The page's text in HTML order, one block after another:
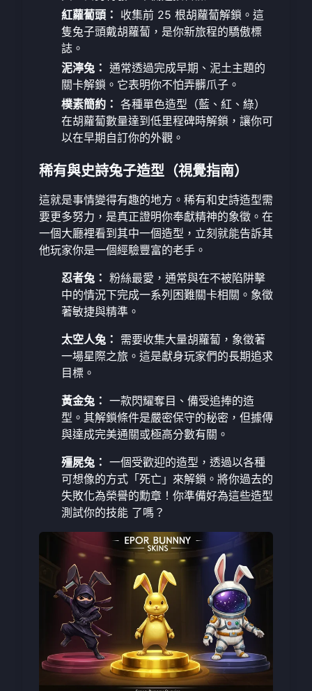
紅蘿蔔頭： 收集前 25 根胡蘿蔔解鎖。這
隻兔子頭戴胡蘿蔔，是你新旅程的驕傲標
誌。
泥濘兔： 通常透過完成早期、泥土主題的
關卡解鎖。它表明你不怕弄髒爪子。
樸素簡約： 各種單色造型（藍、紅、綠）
在胡蘿蔔數量達到低里程碑時解鎖，讓你可
以在早期自訂你的外觀。
稀有與史詩兔子造型（視覺指南）
這就是事情變得有趣的地方。稀有和史詩造型需
要更多努力，是真正證明你奉獻精神的象徵。在
一個大廳裡看到其中一個造型，立刻就能告訴其
他玩家你是一個經驗豐富的老手。
忍者兔： 粉絲最愛，通常與在不被陷阱擊
中的情況下完成一系列困難關卡相關。象徵
著敏捷與精準。
太空人兔： 需要收集大量胡蘿蔔，象徵著
一場星際之旅。這是獻身玩家們的長期追求
目標。
黃金兔： 一款閃耀奪目、備受追捧的造
型。其解鎖條件是嚴密保守的秘密，但據傳
與達成完美通關或極高分數有關。
殭屍兔： 一個受歡迎的造型，透過以各種
可想像的方式「死亡」來解鎖。將你過去的
失敗化為榮譽的勳章！你準備好為這些造型
測試你的技能 了嗎？